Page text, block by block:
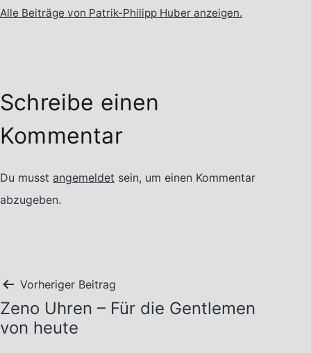
Alle Beiträge von Patrik-Philipp Huber anzeigen.
Schreibe einen
Kommentar
Du musst angemeldet sein, um einen Kommentar
abzugeben.
Beitragsnavigation
Vorheriger Beitrag
Zeno Uhren – Für die Gentlemen
von heute